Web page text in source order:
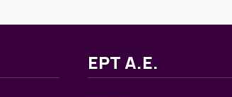
ΕΡΤ Α.Ε.